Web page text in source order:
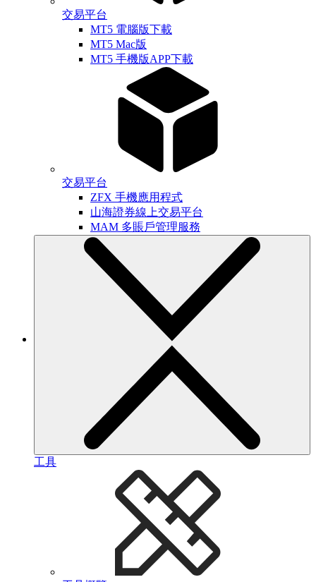
交易平台
MT5 電腦版下載
MT5 Mac版
MT5 手機版APP下載
交易平台
ZFX 手機應用程式
山海證券線上交易平台
MAM 多賬戶管理服務
工具